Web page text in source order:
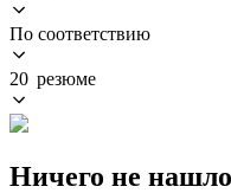
По соответствию
20 резюме
Ничего не